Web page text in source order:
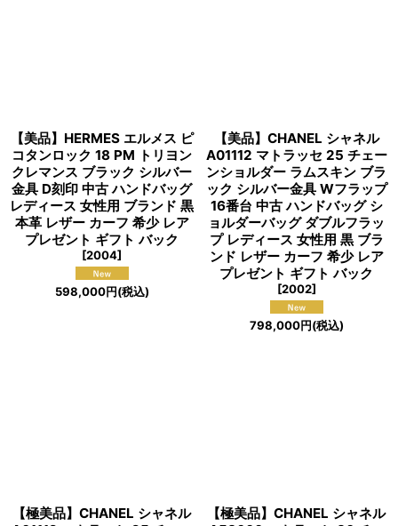
【美品】HERMES エルメス ピ
コタンロック 18 PM トリヨン
クレマンス ブラック シルバー
金具 D刻印 中古 ハンドバッグ
レディース 女性用 ブランド 黒
本革 レザー カーフ 希少 レア
プレゼント ギフト バック
[2004]
598,000円(税込)
【美品】CHANEL シャネル
A01112 マトラッセ 25 チェー
ンショルダー ラムスキン ブラ
ック シルバー金具 Wフラップ
16番台 中古 ハンドバッグ シ
ョルダーバッグ ダブルフラッ
プ レディース 女性用 黒 ブラ
ンド レザー カーフ 希少 レア
プレゼント ギフト バック
[2002]
798,000円(税込)
【極美品】CHANEL シャネル
【極美品】CHANEL シャネル